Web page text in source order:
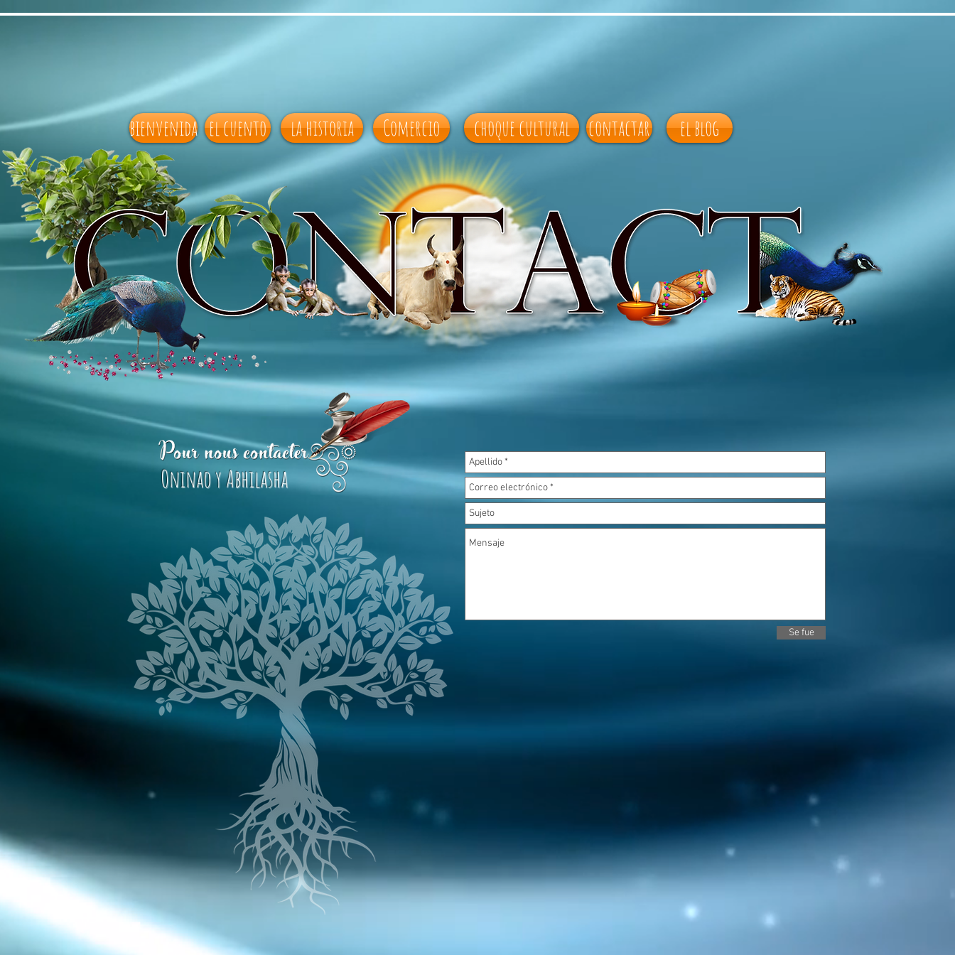
bienvenida el cuento la historia Comercio choque cultural contactar el blog
Oninao y Abhilasha
Se fue